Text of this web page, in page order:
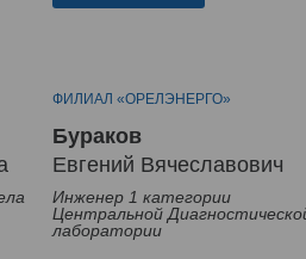
ФИЛИАЛ «ОРЕЛЭНЕРГО»
Бураков
Евгений Вячеславович
Инженер 1 категории
Центральной
лаборатории